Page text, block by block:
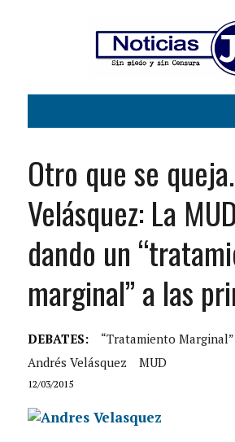
Otro que se
Velásquez: La
dando un
marginal” a las
DEBATES:
“tratamiento Marginal”
Andrés Velásquez
MUD
12/03/2015